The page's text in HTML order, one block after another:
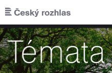
Přejít k hlavnímu obsahu